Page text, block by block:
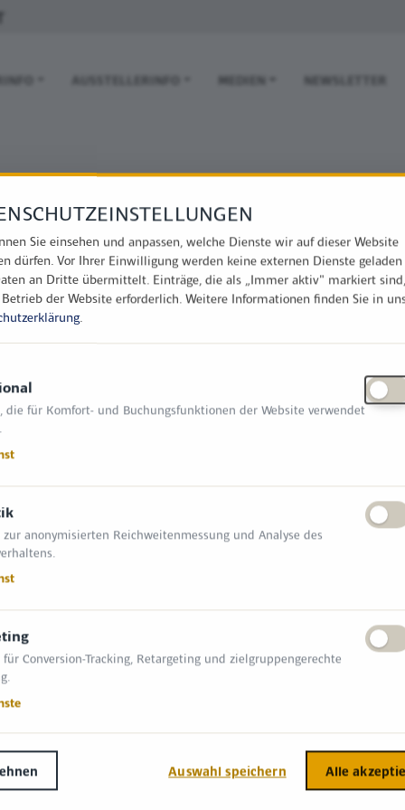
NAVIGATION
AUSSTELLERINFO MEDIEN NEWSLETTER
2026 09:00 – 17:00
INFORMATIONEN
Sie einsehen und anpassen, welche Dienste wir auf dieser Website
dürfen. Vor Ihrer Einwilligung werden keine externen Dienste
an Dritte übermittelt. Einträge, die als „Immer aktiv" markiert
der Website erforderlich. Weitere Informationen finden Sie in
.
die für Komfort- und Buchungsfunktionen der Website verwendet
zur anonymisierten Reichweitenmessung und Analyse des
für Conversion-Tracking, Retargeting und zielgruppengerechte
Auswahl speichern Alle